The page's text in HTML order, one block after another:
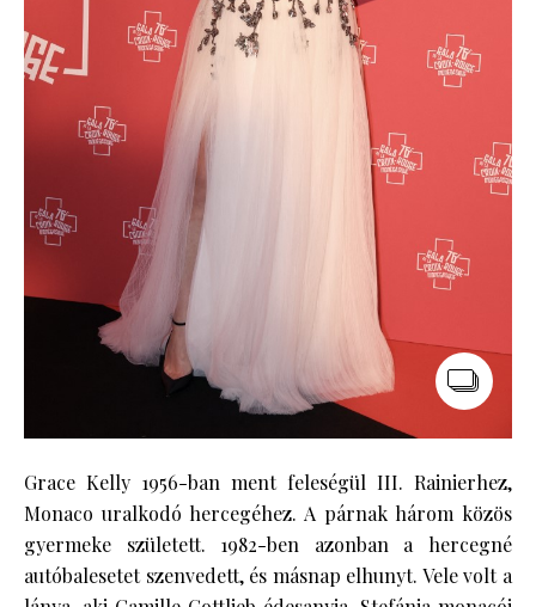
Grace Kelly 1956-ban ment feleségül III. Rainierhez,
Monaco uralkodó hercegéhez. A párnak három közös
gyermeke született. 1982-ben azonban a hercegné
autóbalesetet szenvedett, és másnap elhunyt. Vele volt a